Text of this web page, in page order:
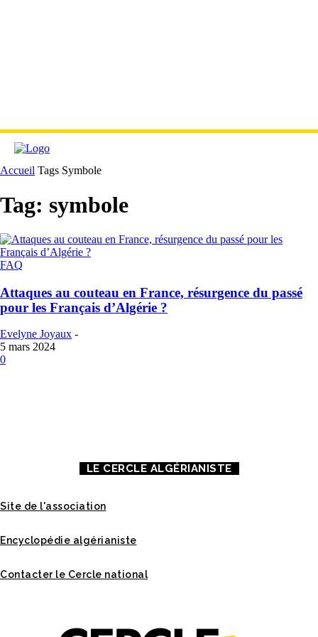
Accueil Tags Symbole
Tag: symbole
FAQ
Attaques au couteau en France, résurgence du passé
pour les Français d’Algérie ?
Evelyne Joyaux -
5 mars 2024
0
LE CERCLE ALGÉRIANISTE
Site de l'association
Encyclopédie algérianiste
Contacter le Cercle national